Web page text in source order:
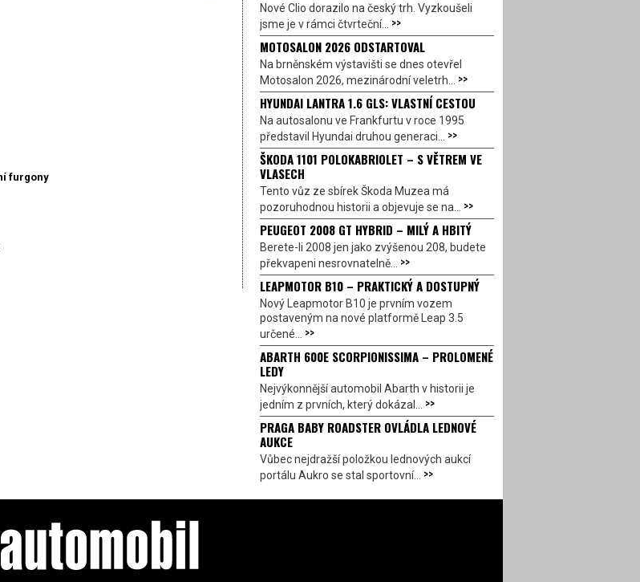
furgony
Nové Clio dorazilo na český trh. Vyzkoušeli
jsme je v rámci čtvrteční... >>
MOTOSALON 2026 ODSTARTOVAL
Na brněnském výstavišti se dnes otevřel
Motosalon 2026, mezinárodní veletrh... >>
HYUNDAI LANTRA 1.6 GLS: VLASTNÍ CESTOU
Na autosalonu ve Frankfurtu v roce 1995
představil Hyundai druhou generaci... >>
ŠKODA 1101 POLOKABRIOLET – S VĚTREM VE
VLASECH
Tento vůz ze sbírek Škoda Muzea má
pozoruhodnou historii a objevuje se na... >>
PEUGEOT 2008 GT HYBRID – MILÝ A HBITÝ
Berete-li 2008 jen jako zvýšenou 208, budete
překvapeni nesrovnatelně... >>
LEAPMOTOR B10 – PRAKTICKÝ A DOSTUPNÝ
Nový Leapmotor B10 je prvním vozem
postaveným na nové platformě Leap 3.5
určené... >>
ABARTH 600E SCORPIONISSIMA – PROLOMENÉ
LEDY
Nejvýkonnější automobil Abarth v historii je
jedním z prvních, který dokázal... >>
PRAGA BABY ROADSTER OVLÁDLA LEDNOVÉ
AUKCE
Vůbec nejdražší položkou lednových aukcí
portálu Aukro se stal sportovní... >>